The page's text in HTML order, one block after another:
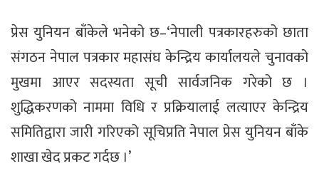
प्रेस युनियन बाँकेले भनेको छ–‘नेपाली पत्रकारहरुको छाता
संगठन नेपाल पत्रकार महासंघ केन्द्रिय कार्यालयले चुनावको
मुखमा आएर सदस्यता सूची सार्वजनिक गरेको छ ।
शुद्धिकरणको नाममा विधि र प्रक्रियालाई लत्याएर केन्द्रिय
समितिद्वारा जारी गरिएको सूचिप्रति नेपाल प्रेस युनियन बाँके
शाखा खेद प्रकट गर्दछ ।’